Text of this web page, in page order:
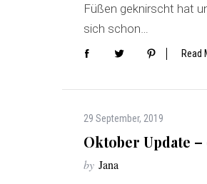
Füßen geknirscht hat
sich schon…
Read
29 September, 2019
Oktober Update
by Jana